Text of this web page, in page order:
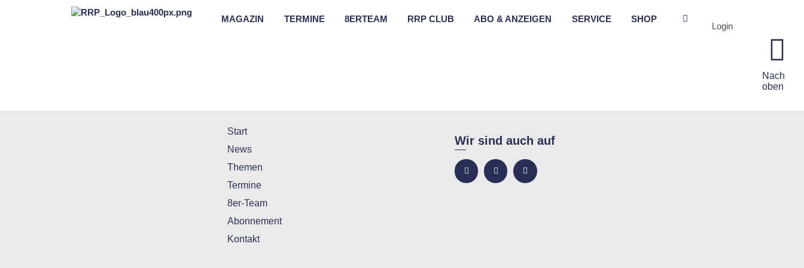
MAGAZIN TERMINE 8ERTEAM RRP CLUB ABO & ANZEIGEN SERVICE SHOP
Login
Nach
oben
Start
News
Themen
Termine
8er-Team
Abonnement
Kontakt
Wir sind auch auf